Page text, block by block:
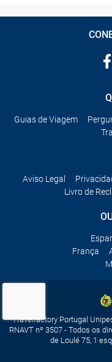
Guias de Viagem
Aviso Legal
Livro de
França
Travelfactory Portugal
RNAVT nº 3507 - Todos os
de Loulé 75, 1